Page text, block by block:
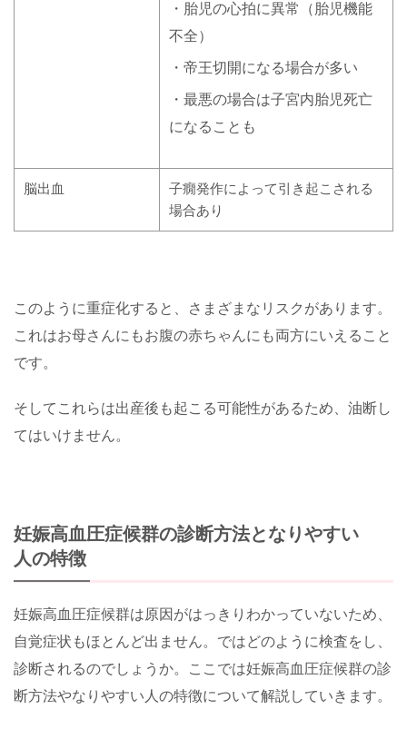
・胎児の心拍に異常（胎児機能
不全）
・帝王切開になる場合が多い
・最悪の場合は子宮内胎児死亡
になることも
脳出血
子癇発作によって引き起こされる
場合あり
このように重症化すると、さまざまなリスクがあります。
これはお母さんにもお腹の赤ちゃんにも両方にいえること
です。
そしてこれらは出産後も起こる可能性があるため、油断し
てはいけません。
妊娠高血圧症候群の診断方法となりやすい
人の特徴
妊娠高血圧症候群は原因がはっきりわかっていないため、
自覚症状もほとんど出ません。ではどのように検査をし、
診断されるのでしょうか。ここでは妊娠高血圧症候群の診
断方法やなりやすい人の特徴について解説していきます。